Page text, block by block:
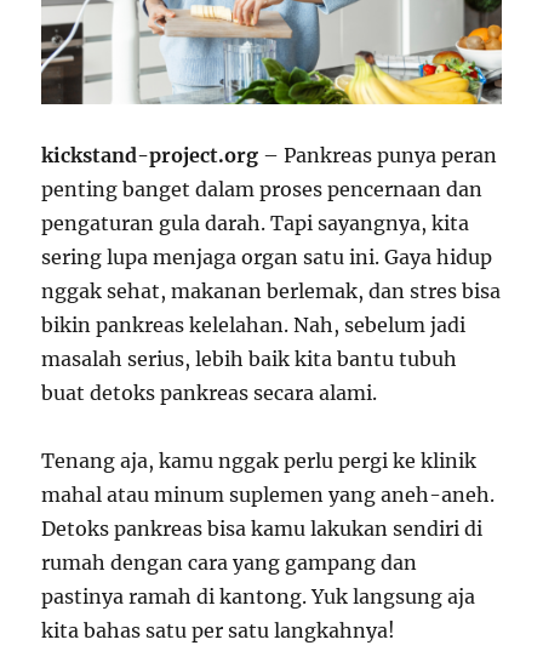
kickstand-project.org – Pankreas punya peran
penting banget dalam proses pencernaan dan
pengaturan gula darah. Tapi sayangnya, kita
sering lupa menjaga organ satu ini. Gaya hidup
nggak sehat, makanan berlemak, dan stres bisa
bikin pankreas kelelahan. Nah, sebelum jadi
masalah serius, lebih baik kita bantu tubuh
buat detoks pankreas secara alami.
Tenang aja, kamu nggak perlu pergi ke klinik
mahal atau minum suplemen yang aneh-aneh.
Detoks pankreas bisa kamu lakukan sendiri di
rumah dengan cara yang gampang dan
pastinya ramah di kantong. Yuk langsung aja
kita bahas satu per satu langkahnya!